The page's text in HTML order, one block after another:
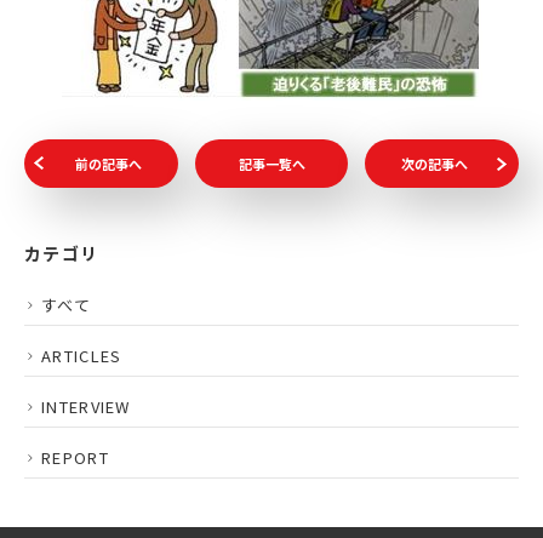
前の記事へ 記事一覧へ 次の記事へ
カテゴリ
すべて
ARTICLES
INTERVIEW
REPORT